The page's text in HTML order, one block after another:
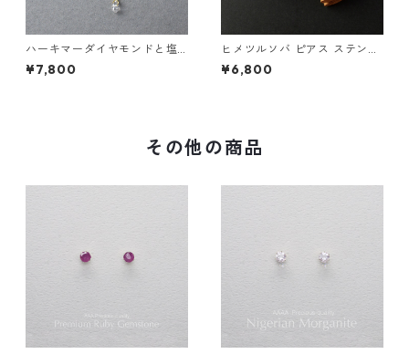
ハーキマーダイヤモンドと塩
胡椒のピアス ギフト 誕生日プ
レゼント ギフトラッピング 結
¥7,800
ヒメツルソバ ピアス ステンレ
スレザーチャーム オレンジ ギ
フト 誕生日プレゼント ギフト
¥6,800
その他の商品